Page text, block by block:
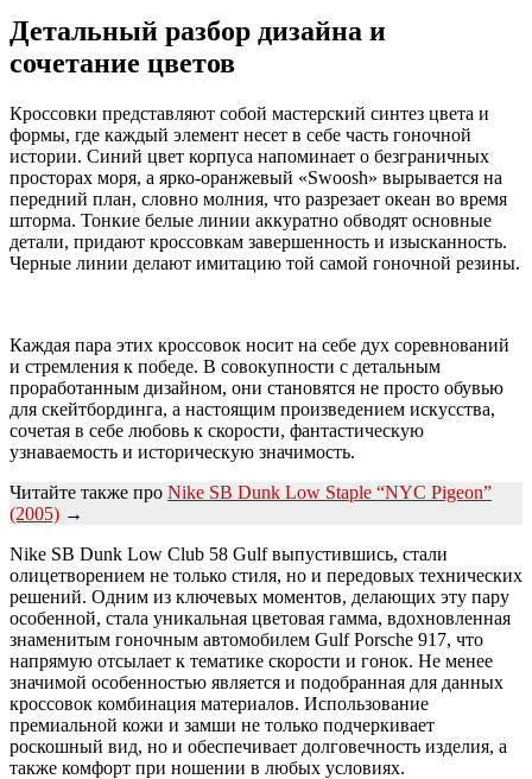
Детальный разбор дизайна и
сочетание цветов
Кроссовки представляют собой мастерский синтез цвета и
формы, где каждый элемент несет в себе часть гоночной
истории. Синий цвет корпуса напоминает о безграничных
просторах моря, а ярко-оранжевый «Swoosh» вырывается на
передний план, словно молния, что разрезает океан во время
шторма. Тонкие белые линии аккуратно обводят основные
детали, придают кроссовкам завершенность и изысканность.
Черные линии делают имитацию той самой гоночной резины.
Каждая пара этих кроссовок носит на себе дух соревнований
и стремления к победе. В совокупности с детальным
проработанным дизайном, они становятся не просто обувью
для скейтбординга, а настоящим произведением искусства,
сочетая в себе любовь к скорости, фантастическую
узнаваемость и историческую значимость.
Читайте также про Nike SB Dunk Low Staple “NYC Pigeon”
(2005) →
Nike SB Dunk Low Club 58 Gulf выпустившись, стали
олицетворением не только стиля, но и передовых технических
решений. Одним из ключевых моментов, делающих эту пару
особенной, стала уникальная цветовая гамма, вдохновленная
знаменитым гоночным автомобилем Gulf Porsche 917, что
напрямую отсылает к тематике скорости и гонок. Не менее
значимой особенностью является и подобранная для данных
кроссовок комбинация материалов. Использование
премиальной кожи и замши не только подчеркивает
роскошный вид, но и обеспечивает долговечность изделия, а
также комфорт при ношении в любых условиях.